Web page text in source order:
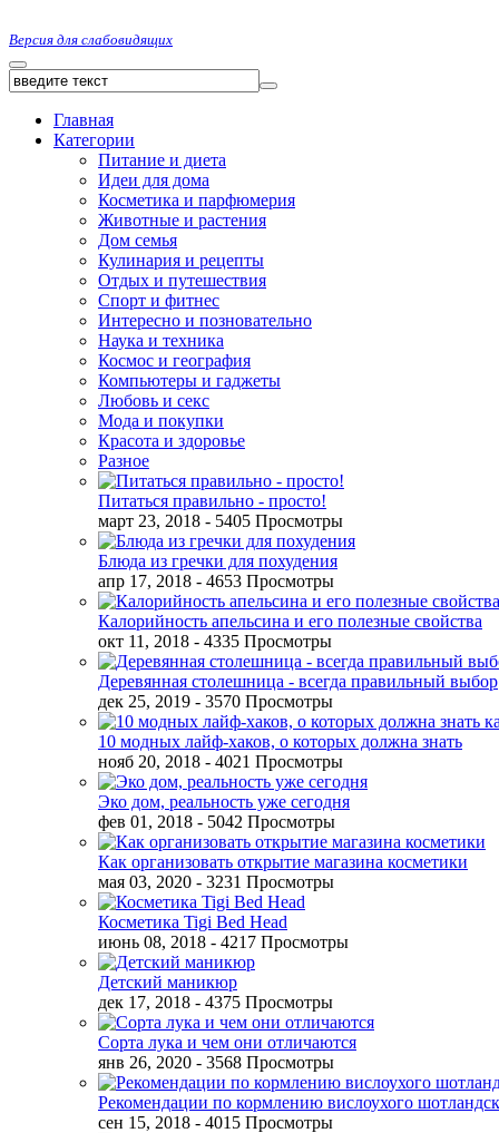
Версия для слабовидящих
Главная
Категории
Питание и диета
Идеи для дома
Косметика и парфюмерия
Животные и растения
Дом семья
Кулинария и рецепты
Отдых и путешествия
Спорт и фитнес
Интересно и позновательно
Наука и техника
Космос и география
Компьютеры и гаджеты
Любовь и секс
Мода и покупки
Красота и здоровье
Разное
Питаться правильно - просто!
март 23, 2018 - 5405 Просмотры
Блюда из гречки для похудения
апр 17, 2018 - 4653 Просмотры
Калорийность апельсина и его полезные свойства
окт 11, 2018 - 4335 Просмотры
Деревянная столешница - всегда правильный выбор
дек 25, 2019 - 3570 Просмотры
10 модных лайф-хаков, о которых должна знать
нояб 20, 2018 - 4021 Просмотры
Эко дом, реальность уже сегодня
фев 01, 2018 - 5042 Просмотры
Как организовать открытие магазина косметики
мая 03, 2020 - 3231 Просмотры
Косметика Tigi Bed Head
июнь 08, 2018 - 4217 Просмотры
Детский маникюр
дек 17, 2018 - 4375 Просмотры
Сорта лука и чем они отличаются
янв 26, 2020 - 3568 Просмотры
Рекомендации по кормлению вислоухого
сен 15, 2018 - 4015 Просмотры